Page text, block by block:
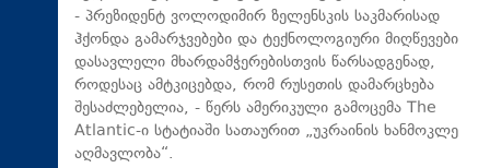
- პრეზიდენტ ვოლოდიმირ ზელენსკის საკმარისად
ჰქონდა გამარჯვებები და ტექნოლოგიური მიღწევები
დასავლელი მხარდამჭერებისთვის წარსადგენად,
როდესაც ამტკიცებდა, რომ რუსეთის დამარცხება
შესაძლებელია, - წერს ამერიკული გამოცემა The
Atlantic-ი სტატიაში სათაურით „უკრაინის ხანმოკლე
აღმავლობა“.